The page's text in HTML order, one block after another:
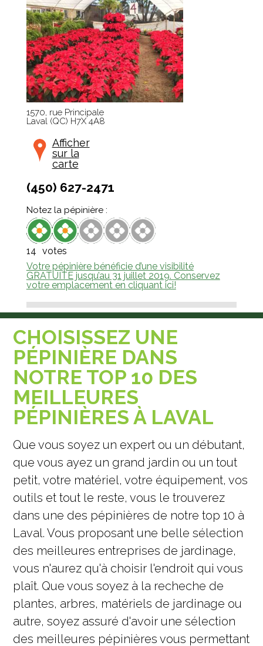
1570, rue Principale
Laval(QC) H7X 4A8
Afficher
sur la
carte
(450) 627-2471
Notez la pépinière :
14 votes
Votre pépinière bénéficie d’une visibilité
GRATUITE jusqu’au 31 juillet 2019. Conservez
votre emplacement en cliquant ici!
CHOISISSEZ UNE
PÉPINIÈRE DANS
NOTRE TOP 10 DES
MEILLEURES
PÉPINIÈRES À LAVAL
Que vous soyez un expert ou un débutant,
que vous ayez un grand jardin ou un tout
petit, votre matériel, votre équipement, vos
outils et tout le reste, vous le trouverez
dans une des pépinières de notre top 10 à
Laval. Vous proposant une belle sélection
des meilleures entreprises de jardinage,
vous n'aurez qu'à choisir l'endroit qui vous
plaît. Que vous soyez à la recheche de
plantes, arbres, matériels de jardinage ou
autre, soyez assuré d'avoir une sélection
des meilleures pépinières vous permettant